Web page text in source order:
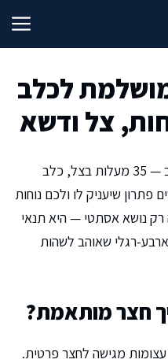
לכלב
צל ודשא
הקיץ הישראלי מאתגר כל בעל כלב — 35 מעלות בצל, כלב
שיעניק לו ולכם נוחות
נושא אסתטי — היא תנאי
רגלי שאוהב לשהות
חצר מותאמת?
עצומות מגישה לחצר פרטית.